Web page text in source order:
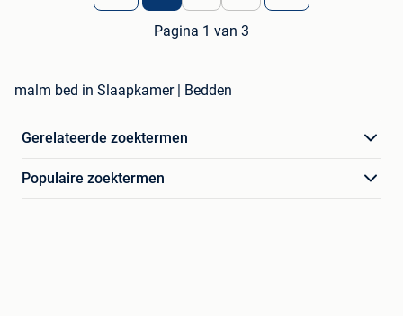
Pagina 1 van 3
malm bed in Slaapkamer | Bedden
Gerelateerde zoektermen
Populaire zoektermen